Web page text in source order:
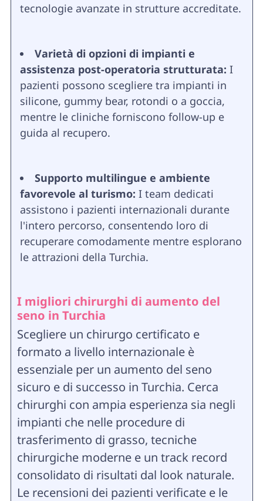
tecnologie avanzate in strutture accreditate.
Varietà di opzioni di impianti e
assistenza post-operatoria strutturata: I
pazienti possono scegliere tra impianti in
silicone, gummy bear, rotondi o a goccia,
mentre le cliniche forniscono follow-up e
guida al recupero.
Supporto multilingue e ambiente
favorevole al turismo: I team dedicati
assistono i pazienti internazionali durante
l'intero percorso, consentendo loro di
recuperare comodamente mentre esplorano
le attrazioni della Turchia.
I migliori chirurghi di aumento del
seno in Turchia
Scegliere un chirurgo certificato e
formato a livello internazionale è
essenziale per un aumento del seno
sicuro e di successo in Turchia. Cerca
chirurghi con ampia esperienza sia negli
impianti che nelle procedure di
trasferimento di grasso, tecniche
chirurgiche moderne e un track record
consolidato di risultati dal look naturale.
Le recensioni dei pazienti verificate e le